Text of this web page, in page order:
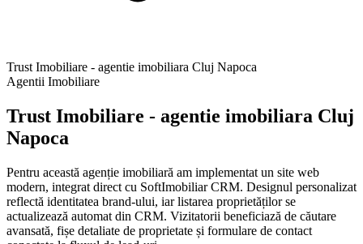
Trust Imobiliare - agentie imobiliara Cluj Napoca
Agentii Imobiliare
Trust Imobiliare - agentie imobiliara Cluj
Napoca
Pentru această agenție imobiliară am implementat un site web
modern, integrat direct cu SoftImobiliar CRM. Designul personalizat
reflectă identitatea brand-ului, iar listarea proprietăților se
actualizează automat din CRM. Vizitatorii beneficiază de căutare
avansată, fișe detaliate de proprietate și formulare de contact